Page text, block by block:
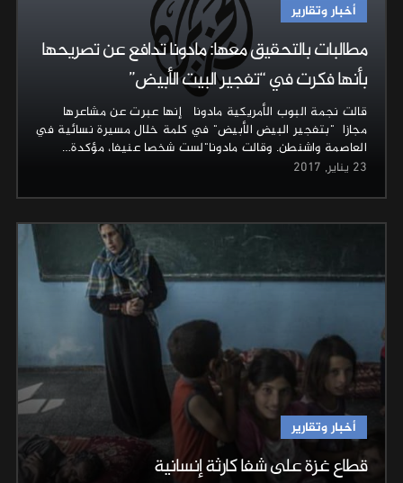
أخبار وتقارير
مطالبات بالتحقيق معها: مادونا تدافع عن تصريحها
بأنها فكرت في “تفجير البيت الأبيض”
قالت نجمة البوب ​​الأمريكية مادونا إنها عبرت عن مشاعرها
مجازا "بتفجير البيض الأبيض" في كلمة خلال مسيرة نسائية في
العاصمة واشنطن. وقالت مادونا"لست شخصا عنيفا، مؤكدة…
23 يناير, 2017
أخبار وتقارير
قطاع غزة على شفا كارثة إنسانية